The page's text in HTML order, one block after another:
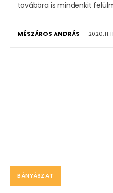
MÉSZÁROS ANDRÁS -
BÁNYÁSZAT